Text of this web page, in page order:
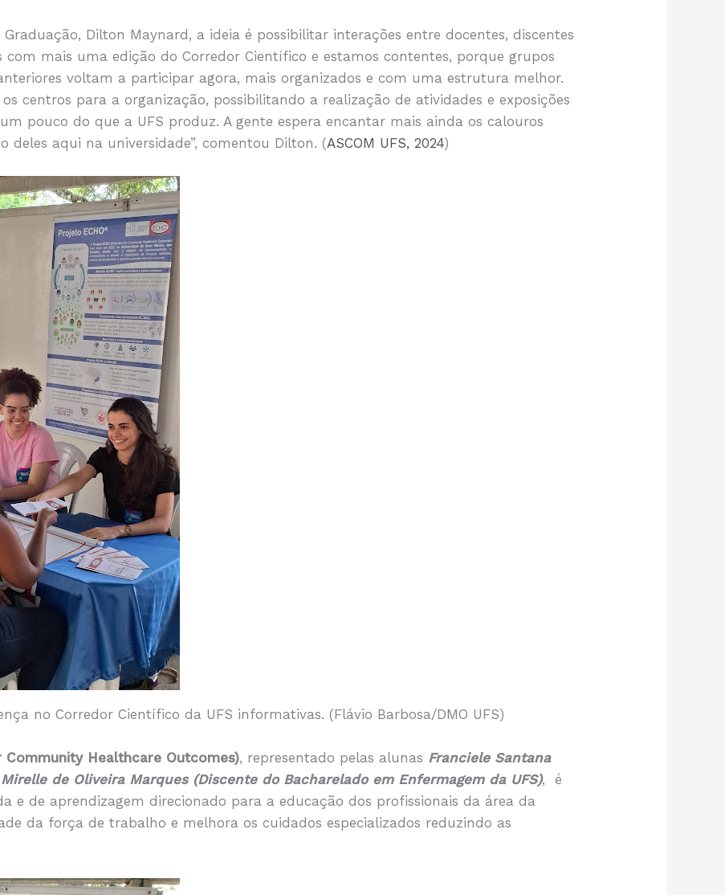
Dilton Maynard, a ideia é possibilitar interações entre docentes, discentes
com mais uma edição do Corredor Científico e estamos contentes, porque grupos
voltam a participar agora, mais organizados e com uma estrutura melhor.
centros para a organização, possibilitando a realização de atividades e exposições
pouco do que a UFS produz. A gente espera encantar mais ainda os calouros
deles aqui na universidade”, comentou Dilton. (ASCOM UFS, 2024)
no Corredor Científico da UFS informativas. (Flávio Barbosa/DMO UFS)
Community Healthcare Outcomes), representado pelas alunas Franciele Santana
de Oliveira Marques (Discente do Bacharelado em Enfermagem da UFS), é
e de aprendizagem direcionado para a educação dos profissionais da área da
da força de trabalho e melhora os cuidados especializados reduzindo as